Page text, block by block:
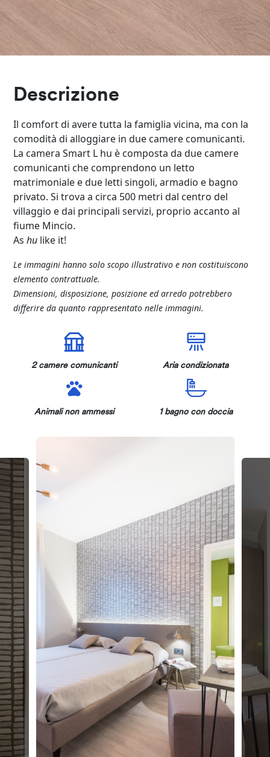
Descrizione
Il comfort di avere tutta la famiglia vicina, ma con la
comodità di alloggiare in due camere comunicanti.
La camera Smart L hu è composta da due camere
comunicanti che comprendono un letto
matrimoniale e due letti singoli, armadio e bagno
privato. Si trova a circa 500 metri dal centro del
villaggio e dai principali servizi, proprio accanto al
fiume Mincio.
Ashu like it!
Le immagini hanno solo scopo illustrativo e non costituiscono
elemento contrattuale.
Dimensioni, disposizione, posizione ed arredo potrebbero
differire da quanto rappresentato nelle immagini.
2 camere comunicanti Aria condizionata
Animali non ammessi 1 bagno con doccia